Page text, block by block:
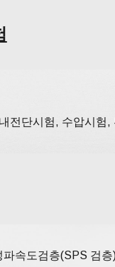
전단시험, 수압시험,
속도검층(SPS 검